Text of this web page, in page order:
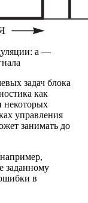
а —
задач блока
как
некоторых
управления
занимать до
заданному
в